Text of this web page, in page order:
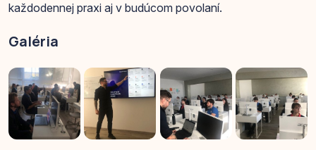
každodennej praxi aj v budúcom povolaní.
Galéria